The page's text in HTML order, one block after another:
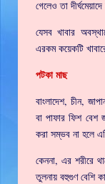
গেলেও তা
যেসব খাবার
এরকম কয়েকটি
পটকা মাছ
বাংলাদেশ, চীন,
বা পাফার ফিশ বেশ
করা সম্ভব না হলে
কেননা, এর শরীরে
তুলনায় বহুগুণ বেশি